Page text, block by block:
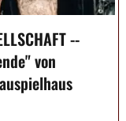
--
von